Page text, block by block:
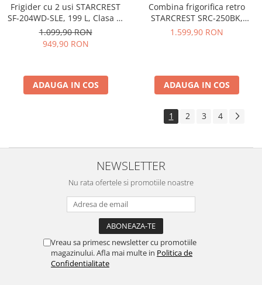
Frigider cu 2 usi STARCREST
SF-204WD-SLE, 199 L, Clasa E,
Dozator Apa, Iluminare LED,
Termostat Ajustabil, Usi
reversibile, H 143 cm, Argintiu
1.099,90 RON
949,90 RON
ADAUGA IN COS
Combina frigorifica retro
STARCREST SRC-250BK,
Design Vintage, Clasa E,
1.599,90 RON
ADAUGA IN COS
1 2 3 4
NEWSLETTER
Nu rata ofertele si promotiile noastre
Vreau sa primesc newsletter cu promotiile
magazinului. Afla mai multe in Politica de
Confidentialitate